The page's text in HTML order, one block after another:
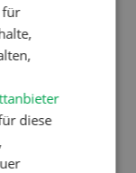
Angebot an
Ölsaaten,
in
wird.
für
diese